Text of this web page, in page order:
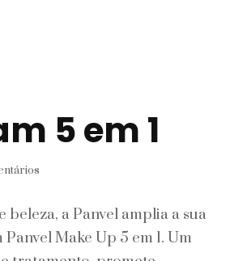
5 em 1
em
BB
Cream
a Panvel amplia a sua
Make Up 5 em 1. Um